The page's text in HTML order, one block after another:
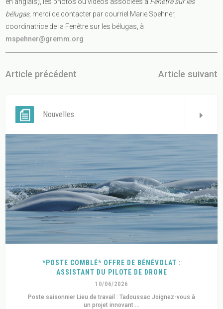
bélugas, merci de contacter par courriel Marie Spehner,
coordinatrice de la Fenêtre sur les bélugas, à
mspehner@gremm.org
Article précédent Article suivant
Nouvelles
*POSTE COMBLÉ* OFFRE DE BÉNÉVOLAT :
ASSISTANT DU PILOTE DE DRONE
10/06/2026
Poste saisonnier Lieu de travail : Tadoussac Joignez-vous à
un projet innovant ...